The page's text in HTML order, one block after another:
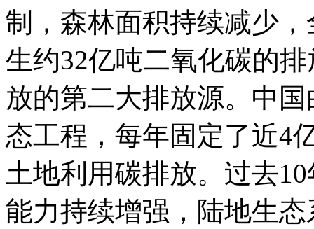
制，森林面积持续减少
生约32亿吨二氧化碳的
放的第二大排放源。中
态工程，每年固定了近4
土地利用碳排放。过去
能力持续增强，陆地生